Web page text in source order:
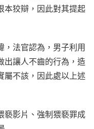
本狡辯，因此對其提起
，法官認為，男子利用
出讓人不齒的行為，造
屬不該，因此處以上述
褻影片、強制猥褻罪成